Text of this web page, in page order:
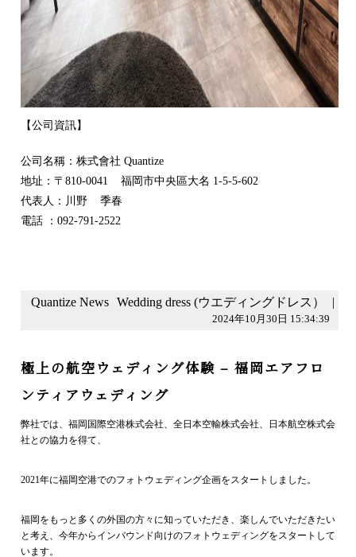
【公司資訊】
公司名稱：株式會社 Quantize
地址：〒810-0041 福岡市中央區大名 1-5-5-602
代表人：川野 季春
電話 ：092-791-2522
Quantize News Wedding dress (ウエディングドレス） |
2024年10月30日 15:34:39
極上の航空ウェディング体験 – 福岡エアフロ
ンティアウェディング
弊社では、福岡国際空港株式会社、全日本空輸株式会社、日本航空株式会
社との協力を得て、
2021年に福岡空港でのフォトウェディング企画をスタートしました。
福岡をもっと多くの外国の方々に知っていただき、楽しんでいただきたい
と考え、今年からインバウンド向けのフォトウェディングをスタートして
います。